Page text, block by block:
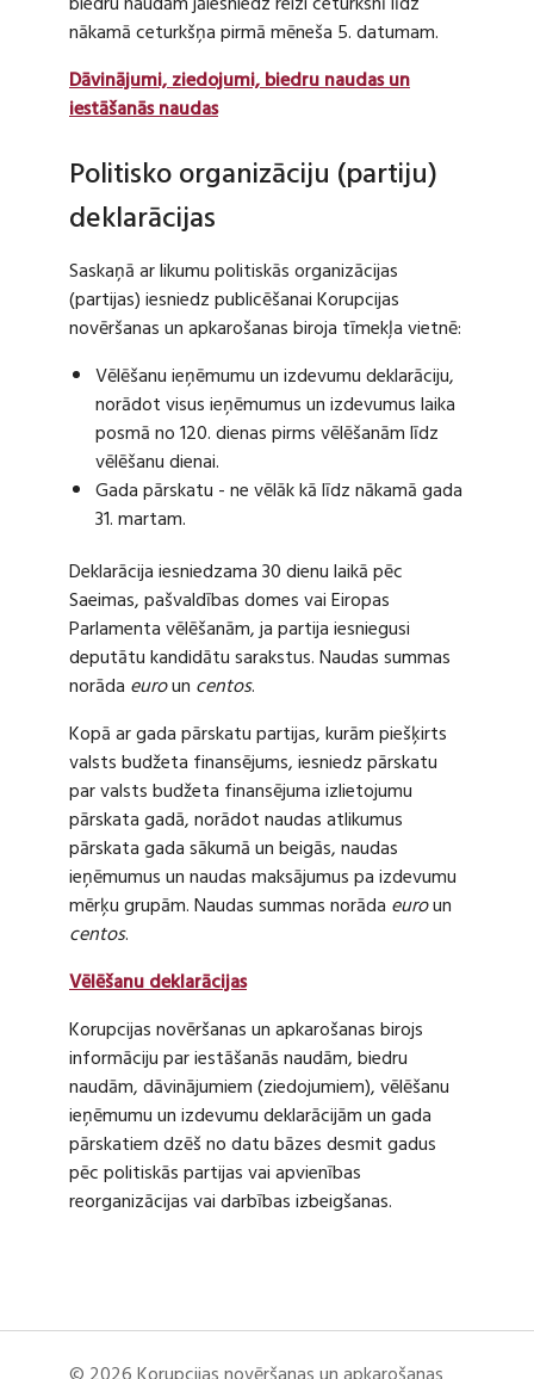
nākamā ceturkšņa pirmā mēneša 5. datumam.
Dāvinājumi, ziedojumi, biedru naudas un
iestāšanās naudas
Politisko organizāciju (partiju)
deklarācijas
Saskaņā ar likumu politiskās organizācijas
(partijas) iesniedz publicēšanai Korupcijas
novēršanas un apkarošanas biroja tīmekļa vietnē:
Vēlēšanu ieņēmumu un izdevumu deklarāciju,
norādot visus ieņēmumus un izdevumus laika
posmā no 120. dienas pirms vēlēšanām līdz
vēlēšanu dienai.
Gada pārskatu - ne vēlāk kā līdz nākamā gada
31. martam.
Deklarācija iesniedzama 30 dienu laikā pēc
Saeimas, pašvaldības domes vai Eiropas
Parlamenta vēlēšanām, ja partija iesniegusi
deputātu kandidātu sarakstus. Naudas summas
norāda euroun centos.
Kopā ar gada pārskatu partijas, kurām piešķirts
valsts budžeta finansējums, iesniedz pārskatu
par valsts budžeta finansējuma izlietojumu
pārskata gadā, norādot naudas atlikumus
pārskata gada sākumā un beigās, naudas
ieņēmumus un naudas maksājumus pa izdevumu
mērķu grupām. Naudas summas norāda euroun
centos.
Vēlēšanu deklarācijas
Korupcijas novēršanas un apkarošanas birojs
informāciju par iestāšanās naudām, biedru
naudām, dāvinājumiem (ziedojumiem), vēlēšanu
ieņēmumu un izdevumu deklarācijām un gada
pārskatiem dzēš no datu bāzes desmit gadus
pēc politiskās partijas vai apvienības
reorganizācijas vai darbības izbeigšanas.